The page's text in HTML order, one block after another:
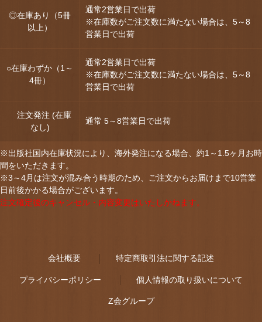
◎在庫あり（5冊
以上）
通常2営業日で出荷
※在庫数がご注文数に満たない場合は、5～8
営業日で出荷
○在庫わずか（1～
4冊）
通常2営業日で出荷
※在庫数がご注文数に満たない場合は、5～8
営業日で出荷
注文発注 (在庫
なし)
通常 5～8営業日で出荷
※出版社国内在庫状況により、海外発注になる場合、約1～1.5ヶ月お時
間をいただきます。
※3～4月は注文が混み合う時期のため、ご注文からお届けまで10営業
日前後かかる場合がございます。
注文確定後のキャンセル・内容変更はいたしかねます。
会社概要 特定商取引法に関する記述
プライバシーポリシー 個人情報の取り扱いについて
Z会グループ